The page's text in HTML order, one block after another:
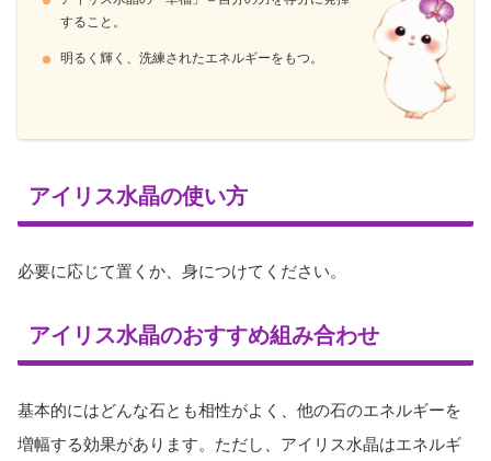
すること。
明るく輝く、洗練されたエネルギーをもつ。
アイリス水晶の使い方
必要に応じて置くか、身につけてください。
アイリス水晶のおすすめ組み合わせ
基本的にはどんな石とも相性がよく、他の石のエネルギーを
増幅する効果があります。ただし、アイリス水晶はエネルギ